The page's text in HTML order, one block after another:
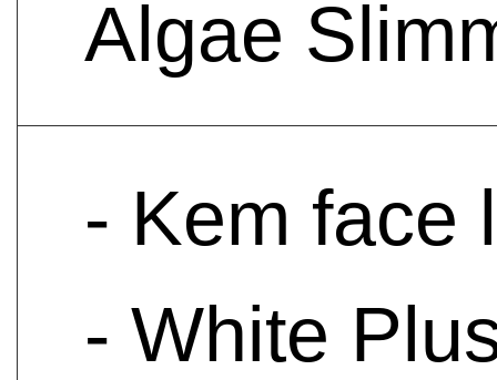
Algae
- Kem face
- White